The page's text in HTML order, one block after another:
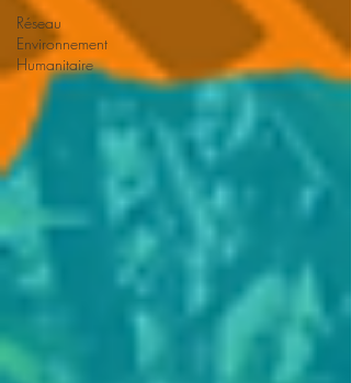
Réseau
Environnement
Humanitaire